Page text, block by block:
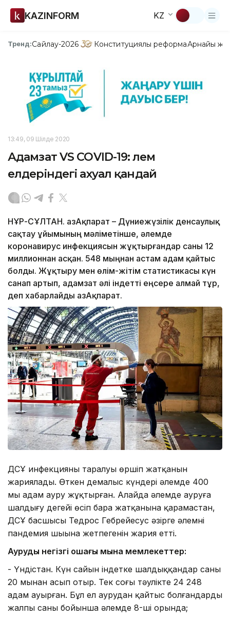
KAZINFORM KZ
Тренд:Сайлау-2026 Конституциялық реформаАрнайы
13:49, 09 Шілде 2020
Адамзат VS COVID-19: Әлем
елдеріндегі ахуал қандай
НҰР-СҰЛТАН. ҚазАқпарат – Дүниежүзілік денсаулық
сақтау ұйымының мәліметінше, әлемде
коронавирус инфекциясын жұқтырғандар саны 12
миллионнан асқан. 548 мыңнан астам адам қайтыс
болды. Жұқтыру мен өлім-жітім статистикасы күн
санап артып, адамзат әлі індетті еңсере алмай тұр,
деп хабарлайды ҚазАқпарат.
ДСҰ инфекцияның таралуы өршіп жатқанын
жариялады. Өткен демалыс күндері әлемде 400
мың адам ауру жұқтырған. Алайда әлемде ауруға
шалдығу деңгейі өсіп бара жатқанына қарамастан,
ДСҰ басшысы Тедрос Гебрейесус әзірге әлемнің
пандемия шыңына жетпегенін жария етті.
Аурудың негізгі ошағы мына мемлекеттер:
- Үндістан. Күн сайын індетке шалдыққандар саны
20 мыңнан асып отыр. Тек соңғы тәулікте 24 248
адам ауырған. Бұл ел аурудан қайтыс болғандардың
жалпы саны бойынша әлемде 8-ші орында;